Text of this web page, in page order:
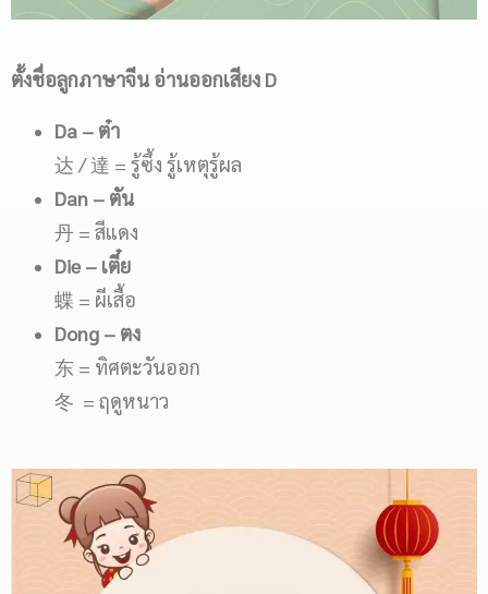
ตั้งชื่อลูกภาษาจีน อ่านออกเสียง D
Da – ต๋า
达 / 達 = รู้ซึ้ง รู้เหตุรู้ผล
Dan – ตัน
丹 = สีแดง
Die– เตี๋ย
蝶 = ผีเสื้อ
Dong – ตง
东 = ทิศตะวันออก
冬 = ฤดูหนาว